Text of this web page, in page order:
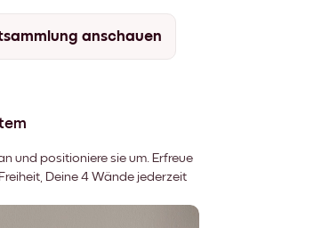
anschauen
und positioniere sie um. Erfreue
Deine 4 Wände jederzeit